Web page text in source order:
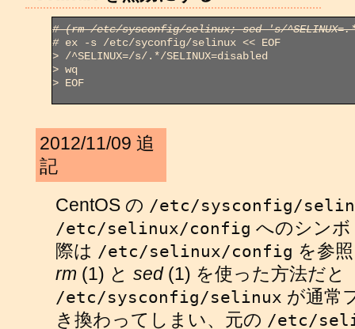
# (rm /etc/sysconfig/selinux; sed 's/
#
>
>
> EOF
2012/11/09 追
記
CentOS の /etc/sysconfig/
/etc/selinux/config へのシン
際は /etc/selinux/config を参
rm (1) と sed(1) を使った方法だと
/etc/sysconfig/selinux が通常
き換わってしまい、元の /etc/